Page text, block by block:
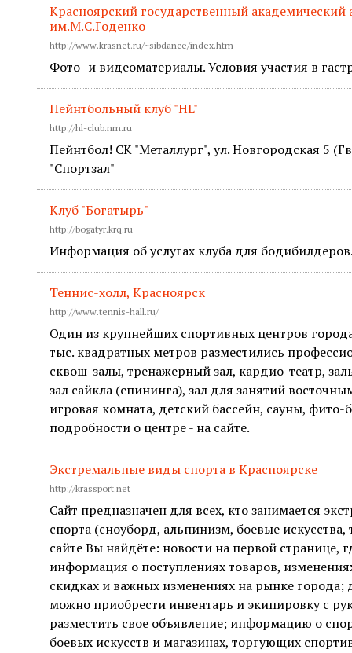
Красноярский государственный академический
им.М.С.Годенко
http://www.krasnet.ru/~sibdance/index.htm
Фото- и видеоматериалы. Условия участия в
Пейнтбольный клуб "HL"
http://hl-club.nm.ru
Пейнтбол! СК "Металлург", ул. Новгородская 5
"Спортзал"
Клуб "Богатырь"
http://bogatyr.krq.ru
Информация об услугах клуба для
Теннис-холл, Красноярск
http://www.tennis-hall.ru/
Один из крупнейших спортивных центров
тыс. квадратных метров разместились
сквош-залы, тренажерный зал, кардио-театр,
зал сайкла (спининга), зал для занятий
игровая комната, детский бассейн, сауны, фито-
подробности о центре - на сайте.
Экстремальные виды спорта в Красноярске
http://krassport.net
Сайт предназначен для всех, кто занимается
спорта (сноуборд, альпинизм, боевые
сайте Вы найдёте: новости на первой странице,
информация о поступлениях товаров,
скидках и важных изменениях на рынке города;
можно приобрести инвентарь и экипировку с
разместить свое объявление; информацию о
боевых искусств и магазинах, торгующих